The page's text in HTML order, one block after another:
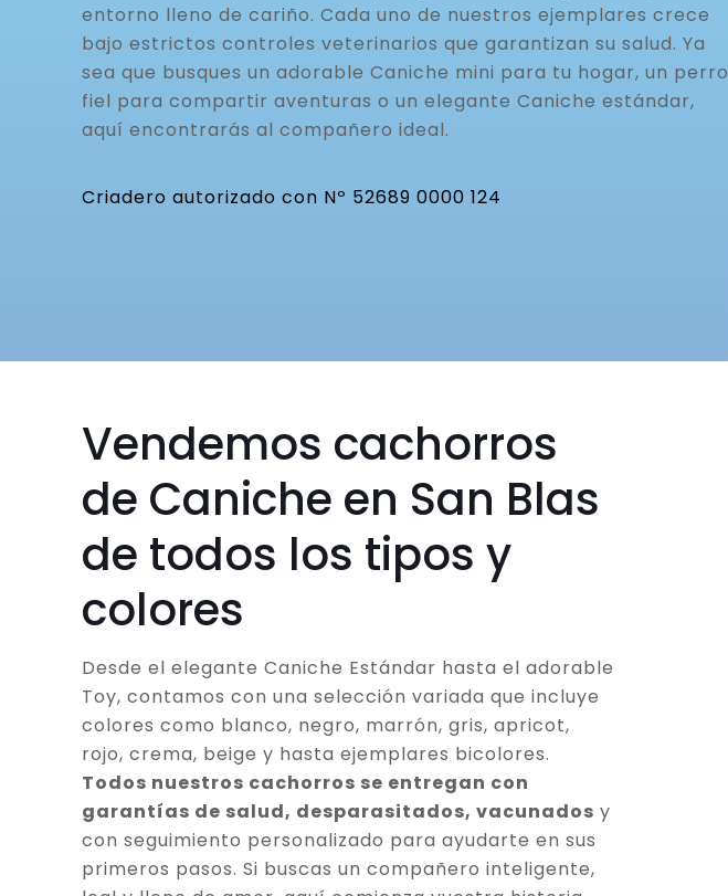
entorno lleno de cariño. Cada uno de nuestros ejemplares crece
bajo estrictos controles veterinarios que garantizan su salud. Ya
sea que busques un adorable Caniche mini para tu hogar, un perro
fiel para compartir aventuras o un elegante Caniche estándar,
aquí encontrarás al compañero ideal.
Criadero autorizado con Nº 52689 0000 124
Vendemos cachorros
de Caniche en San Blas
de todos los tipos y
colores
Desde el elegante Caniche Estándar hasta el adorable
Toy, contamos con una selección variada que incluye
colores como blanco, negro, marrón, gris, apricot,
rojo, crema, beige y hasta ejemplares bicolores.
Todos nuestros cachorros se entregan con
garantías de salud, desparasitados, vacunados y
con seguimiento personalizado para ayudarte en sus
primeros pasos. Si buscas un compañero inteligente,